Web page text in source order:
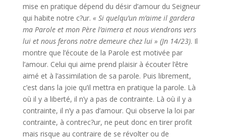
mise en pratique dépend du désir d’amour du Seigneur
qui habite notre c?ur. « Si quelqu’un m’aime il gardera
ma Parole et mon Père l’aimera et nous viendrons vers
lui et nous ferons notre demeure chez lui » (Jn 14/23). Il
montre que l’écoute de la Parole est motivée par
l’amour. Celui qui aime prend plaisir à écouter l’être
aimé et à l’assimilation de sa parole. Puis librement,
c’est dans la joie qu’il mettra en pratique la parole. Là
où il y a liberté, il n’y a pas de contrainte. Là où il y a
contrainte, il n’y a pas d’amour. Qui observe la loi par
contrainte, à contrec?ur, ne peut donc en tirer profit
mais risque au contraire de se révolter ou de